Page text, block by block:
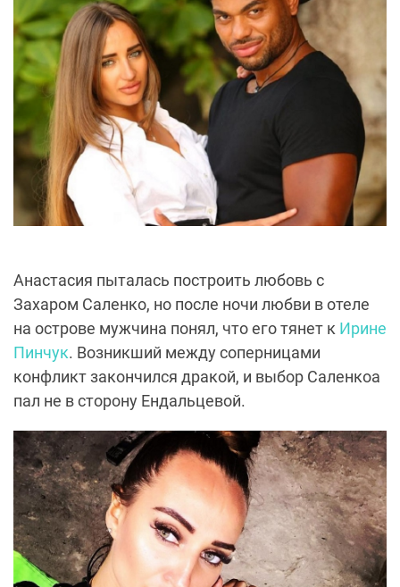
Анастасия пыталась построить любовь с
Захаром Саленко, но после ночи любви в отеле
на острове мужчина понял, что его тянет к Ирине
Пинчук. Возникший между соперницами
конфликт закончился дракой, и выбор Саленкоа
пал не в сторону Ендальцевой.